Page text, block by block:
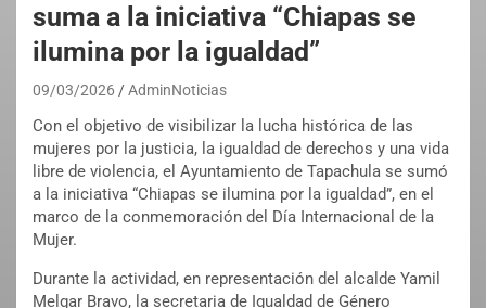
suma a la iniciativa “Chiapas se
ilumina por la igualdad”
09/03/2026 AdminNoticias
Con el objetivo de visibilizar la lucha histórica de las
mujeres por la justicia, la igualdad de derechos y una vida
libre de violencia, el Ayuntamiento de Tapachula se sumó
a la iniciativa “Chiapas se ilumina por la igualdad”, en el
marco de la conmemoración del Día Internacional de la
Mujer.
Durante la actividad, en representación del alcalde Yamil
Melgar Bravo, la secretaria de Igualdad de Género